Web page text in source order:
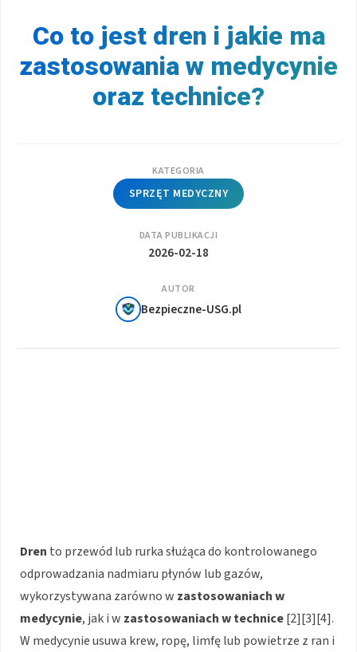
Co to jest dren i jakie ma
zastosowania w medycynie
oraz technice?
KATEGORIA
SPRZĘT MEDYCZNY
DATA PUBLIKACJI
2026-02-18
AUTOR
Bezpieczne-USG.pl
Dren to przewód lub rurka służąca do kontrolowanego
odprowadzania nadmiaru płynów lub gazów,
wykorzystywana zarówno w zastosowaniach w
medycynie, jak i w zastosowaniach w technice[2][3][4].
W medycynie usuwa krew, ropę, limfę lub powietrze z ran i